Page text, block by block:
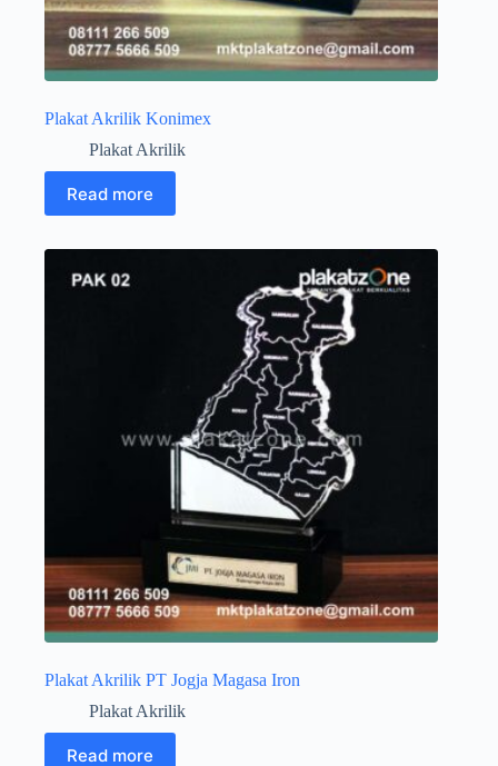
Plakat Akrilik Konimex
Plakat Akrilik
Read more
Plakat Akrilik PT Jogja Magasa Iron
Plakat Akrilik
Read more